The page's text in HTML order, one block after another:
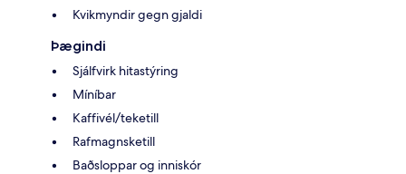
Kvikmyndir gegn gjaldi
Þægindi
Sjálfvirk hitastýring
Míníbar
Kaffivél/teketill
Rafmagnsketill
Baðsloppar og inniskór